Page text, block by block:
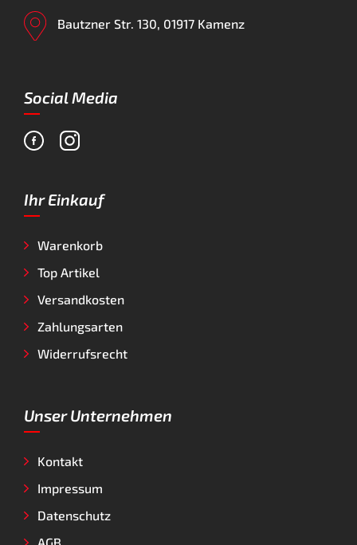
Bautzner Str. 130, 01917 Kamenz
Social Media
Ihr Einkauf
Warenkorb
Top Artikel
Versandkosten
Zahlungsarten
Widerrufsrecht
Unser Unternehmen
Kontakt
Impressum
Datenschutz